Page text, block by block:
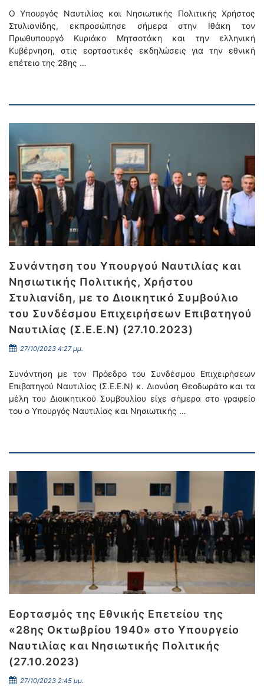
Ο Υπουργός Ναυτιλίας και Νησιωτικής Πολιτικής Χρήστος
Στυλιανίδης, εκπροσώπησε σήμερα στην Ιθάκη τον
Πρωθυπουργό Κυριάκο Μητσοτάκη και την ελληνική
Κυβέρνηση, στις εορταστικές εκδηλώσεις για την εθνική
επέτειο της 28ης …
Συνάντηση του Υπουργού Ναυτιλίας και
Νησιωτικής Πολιτικής, Χρήστου
Στυλιανίδη, με το Διοικητικό Συμβούλιο
του Συνδέσμου Επιχειρήσεων Επιβατηγού
Ναυτιλίας (Σ.Ε.Ε.Ν) (27.10.2023)
27/10/2023 4:27 μμ.
Συνάντηση με τον Πρόεδρο του Συνδέσμου Επιχειρήσεων
Επιβατηγού Ναυτιλίας (Σ.Ε.Ε.Ν) κ. Διονύση Θεοδωράτο και τα
μέλη του Διοικητικού Συμβουλίου είχε σήμερα στο γραφείο
του ο Υπουργός Ναυτιλίας και Νησιωτικής …
Εορτασμός της Εθνικής Επετείου της
«28ης Οκτωβρίου 1940» στο Υπουργείο
Ναυτιλίας και Νησιωτικής Πολιτικής
(27.10.2023)
27/10/2023 2:45 μμ.